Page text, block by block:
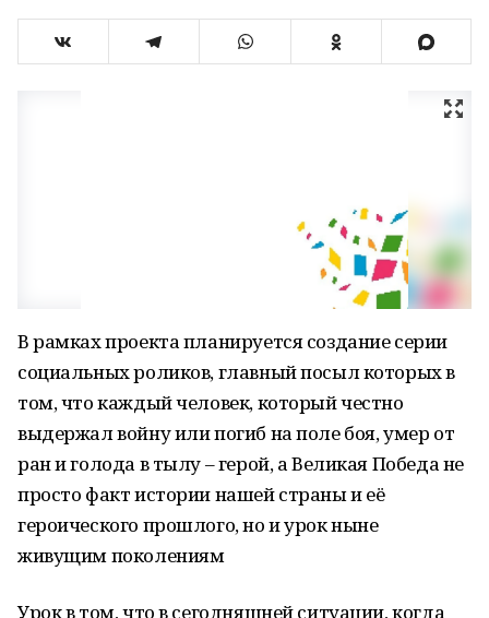
В рамках проекта планируется создание серии
социальных роликов, главный посыл которых в
том, что каждый человек, который честно
выдержал войну или погиб на поле боя, умер от
ран и голода в тылу – герой, а Великая Победа не
просто факт истории нашей страны и её
героического прошлого, но и урок ныне
живущим поколениям
Урок в том, что в сегодняшней ситуации, когда